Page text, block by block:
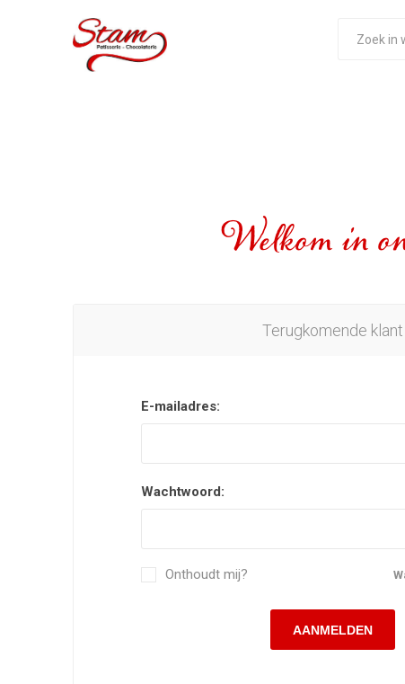
Welkom in
Terugkomende klant
E-mailadres:
Wachtwoord:
Onthoudt mij?